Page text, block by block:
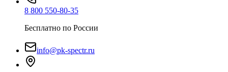
8 800 550-80-35
Бесплатно по России
info@pk-spectr.ru